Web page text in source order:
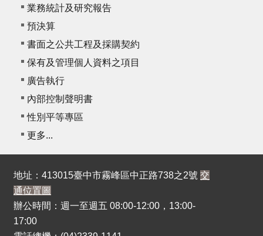
業務統計及研究報告
預決算
書面之公共工程及採購契約
保有及管理個人資料之項目
廣告執行
內部控制聲明書
性別平等專區
更多...
地址：413015臺中市霧峰區中正路738之2號 交
通位置圖
辦公時間：週一至週五 08:00-12:00，13:00-
17:00